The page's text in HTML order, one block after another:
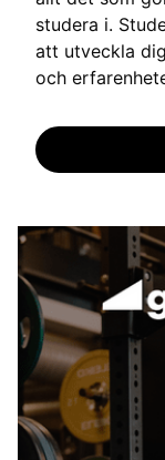
studera i.
att utveckla
och